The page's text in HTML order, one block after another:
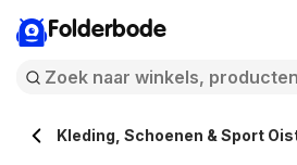
Folderbode
Kleding, Schoenen & Sport